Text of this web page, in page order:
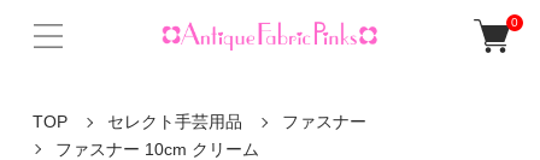
0
TOP セレクト手芸用品
ファスナー
ファスナー 10cm クリーム